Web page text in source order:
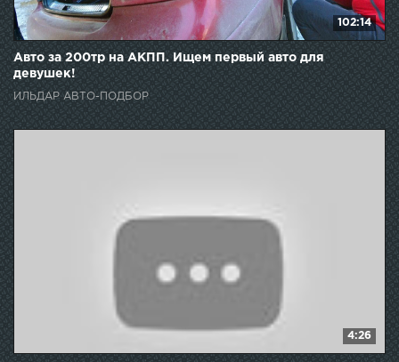
102:14
Авто за 200тр на АКПП. Ищем первый авто для
девушек!
ИЛЬДАР АВТО-ПОДБОР
4:26